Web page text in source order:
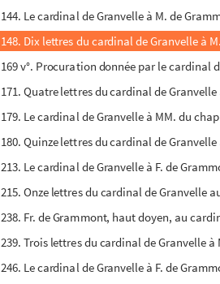
144. Le cardinal de Granvelle à M. de
148. Dix lettres du cardinal de Granvelle à
169 v°. Procuration donnée par le cardinal
171. Quatre lettres du cardinal de
179. Le cardinal de Granvelle à MM. du
180. Quinze lettres du cardinal de
213. Le cardinal de Granvelle à F. de
215. Onze lettres du cardinal de Granvelle
238. Fr. de Grammont, haut doyen, au
239. Trois lettres du cardinal de Granvelle
246. Le cardinal de Granvelle à F. de